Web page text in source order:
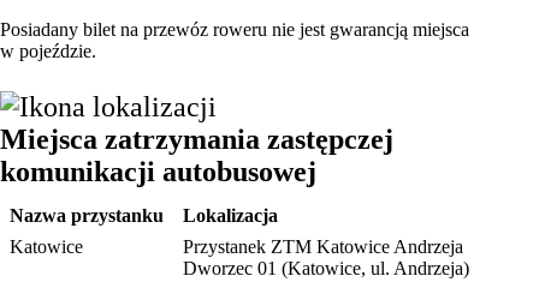
Posiadany bilet na przewóz roweru nie jest gwarancją miejsca
w pojeździe.
Miejsca zatrzymania zastępczej
komunikacji autobusowej
Nazwa przystanku
Lokalizacja
Katowice
Przystanek ZTM Katowice Andrzeja
Dworzec 01 (Katowice, ul. Andrzeja)